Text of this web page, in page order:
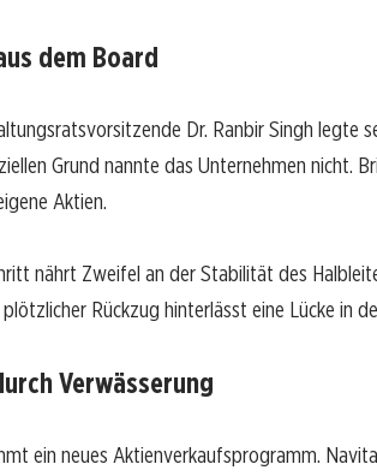
dem Board
Dr. Ranbir Singh legte
Grund nannte das Unternehmen nicht.
Aktien.
nährt Zweifel an der Stabilität des
Rückzug hinterlässt eine Lücke in
Verwässerung
ein neues Aktienverkaufsprogramm.